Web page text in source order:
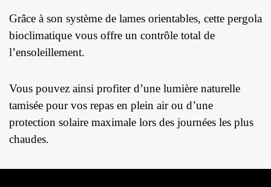
Grâce à son système de lames orientables, cette pergola
bioclimatique vous offre un contrôle total de
l’ensoleillement.
Vous pouvez ainsi profiter d’une lumière naturelle
tamisée pour vos repas en plein air ou d’une
protection solaire maximale lors des journées les plus
chaudes.